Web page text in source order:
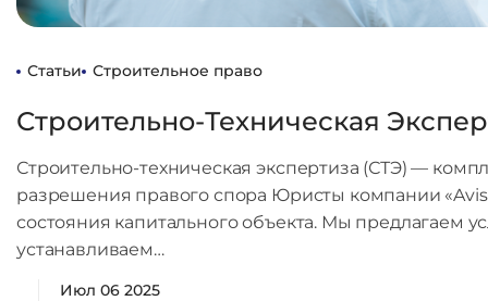
Статьи Строительное право
Строительно-Техническая
Строительно-техническая экспертиза (СТЭ) —
разрешения правого спора Юристы компании
состояния капитального объекта. Мы предлагаем
устанавливаем…
Июл 06 2025